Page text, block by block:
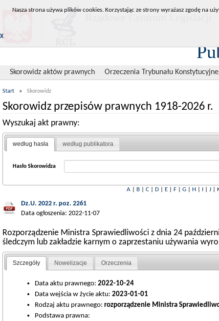
Skorowidz aktów prawnych Orzeczenia Trybunału
Start » Skorowidz
Skorowidz przepisów prawnych 1918-2026 r.
Wyszukaj akt prawny:
według hasła według publikatora
Hasło Skorowidza
A| B| C| D| E| F| G| H| I| J|
Dz.U. 2022 r. poz. 2261
Data ogłoszenia: 2022-11-07
Rozporządzenie Ministra Sprawiedliwości z dnia 24
śledczym lub zakładzie karnym o zaprzestaniu używania
Szczegóły Nowelizacje Orzeczenia
Data aktu prawnego: 2022-10-24
Data wejścia w życie aktu: 2023-01-01
Rodzaj aktu prawnego: rozporządzenie Ministra
Podstawa prawna:
Nasza strona używa plików cookies. Korzystając ze strony wyrażasz zgodę na
X